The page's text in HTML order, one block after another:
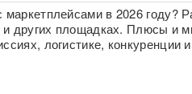
маркетплейсами в 2026 году?
и других площадках. Плюсы и
логистике, конкуренции